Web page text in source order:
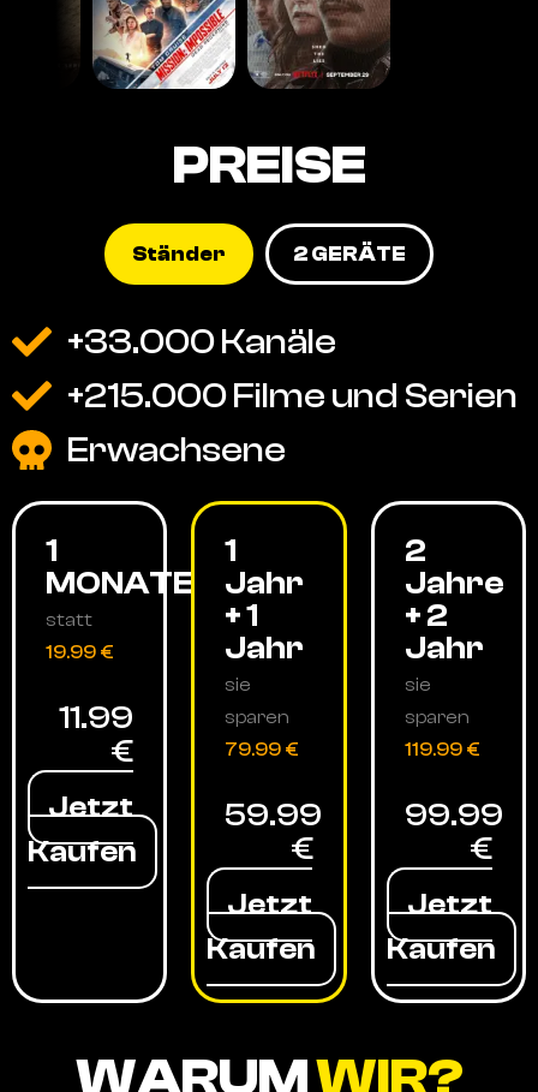
PREISE
Ständer 2 GERÄTE
+33.000 Kanäle
+215.000 Filme und Serien
Erwachsene
1
MONATE
statt
19.99 €
11.99
€
Jetzt
Kaufen
1
Jahr
+ 1
Jahr
sie
sparen
79.99 €
59.99
€
Jetzt
Kaufen
2
Jahre
+ 2
Jahr
sie
sparen
119.99 €
99.99
€
Jetzt
Kaufen
WARUMWIR?